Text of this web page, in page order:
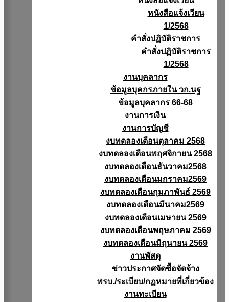
หนังสือเเจ้งเวียน
1/2568
คำสั่งปฏิบัติราชการ
คำสั่งปฏิบัติราชการ
1/2568
งานบุคลากร
ข้อมูลบุคกรภายใน วก.นฐ
ข้อมูลบุคลากร 66-68
งานการเงิน
งานการบัญชี
งบทดลองเดือนตุลาคม 2568
งบทดลองเดือนพฤศจิกายน 2568
งบทดลองเดือนธันวาคม2568
งบทดลองเดือนมกราคม2569
งบทดลองเดือนกุมภาพันธ์ 2569
งบทดลองเดือนมีนาคม2569
งบทดลองเดือนเมษายน 2569
งบทดลองเดือนพฤษภาคม 2569
งบทดลองเดือนมิถุนายน 2569
งานพัสดุ
ข่าวประกาศจัดซื้อจัดจ้าง
พรบ./ระเบียบ/กฏหมายที่เกี่ยวข้อง
งานทะเบียน